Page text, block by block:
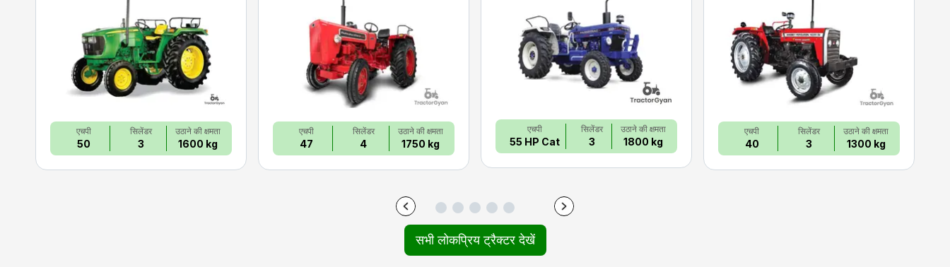
एचपी
50
सिलेंडर
3
उठाने की क्षमता
1600 kg
एचपी
47
सिलेंडर
4
उठाने की क्षमता
1750 kg
एचपी
55 HP Cat
सिलेंडर
3
उठाने की क्षमता
1800 kg
एचपी
40
सिलेंडर
3
उठाने की क्षमता
1300 kg
सभी लोकप्रिय ट्रैक्टर देखें